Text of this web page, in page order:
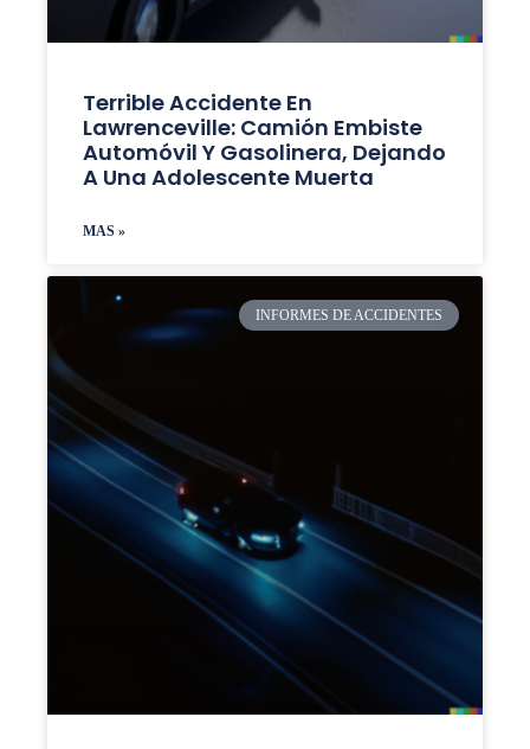
Terrible Accidente En
Lawrenceville: Camión Embiste
Automóvil Y Gasolinera, Dejando
A Una Adolescente Muerta
MAS »
INFORMES DE ACCIDENTES